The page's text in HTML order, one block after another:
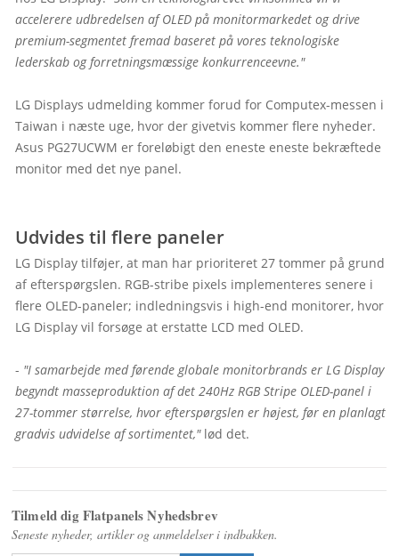
accelerere udbredelsen af OLED på monitormarkedet og drive
premium-segmentet fremad baseret på vores teknologiske
lederskab og forretningsmæssige konkurrenceevne."
LG Displays udmelding kommer forud for Computex-messen i
Taiwan i næste uge, hvor der givetvis kommer flere nyheder.
Asus PG27UCWM er foreløbigt den eneste eneste bekræftede
monitor med det nye panel.
Udvides til flere paneler
LG Display tilføjer, at man har prioriteret 27 tommer på grund
af efterspørgslen. RGB-stribe pixels implementeres senere i
flere OLED-paneler; indledningsvis i high-end monitorer, hvor
LG Display vil forsøge at erstatte LCD med OLED.
- "I samarbejde med førende globale monitorbrands er LG Display
begyndt masseproduktion af det 240Hz RGB Stripe OLED-panel i
27-tommer størrelse, hvor efterspørgslen er højest, før en planlagt
gradvis udvidelse af sortimentet," lød det.
Tilmeld dig Flatpanels Nyhedsbrev
Seneste nyheder, artikler og anmeldelser i indbakken.